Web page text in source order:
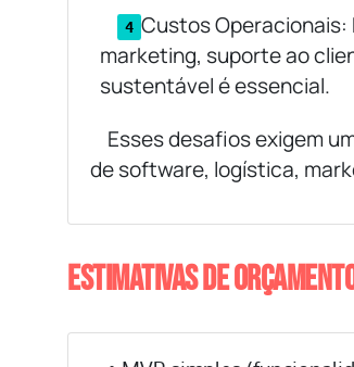
Custos
marketing, suporte ao
sustentável é essencial.
Esses desafios exigem
de software, logística,
Estimativas de